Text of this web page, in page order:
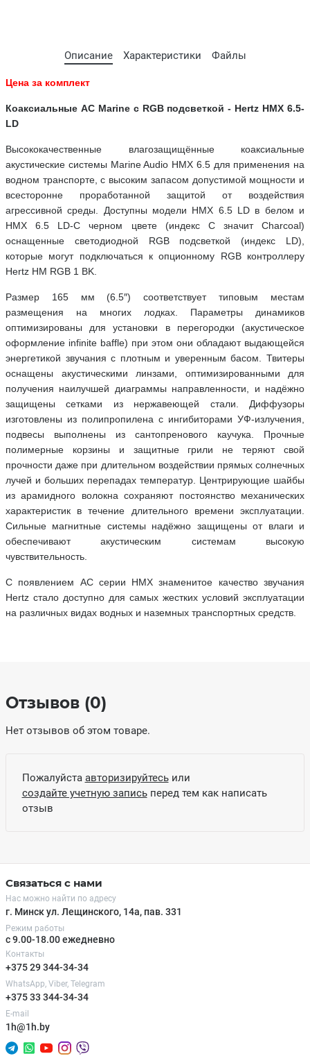
Описание Характеристики Файлы
Цена за комплект
Коаксиальные АС Marine с RGB подсветкой - Hertz HMX 6.5-
LD
Высококачественные влагозащищённые коаксиальные
акустические системы Marine Audio HMX 6.5 для применения на
водном транспорте, с высоким запасом допустимой мощности и
всесторонне проработанной защитой от воздействия
агрессивной среды. Доступны модели HMX 6.5 LD в белом и
HMX 6.5 LD-C черном цвете (индекс C значит Charcoal)
оснащенные светодиодной RGB подсветкой (индекс LD),
которые могут подключаться к опционному RGB контроллеру
Hertz HM RGB 1 BK.
Размер 165 мм (6.5″) соответствует типовым местам
размещения на многих лодках. Параметры динамиков
оптимизированы для установки в перегородки (акустическое
оформление infinite baffle) при этом они обладают выдающейся
энергетикой звучания с плотным и уверенным басом. Твитеры
оснащены акустическими линзами, оптимизированными для
получения наилучшей диаграммы направленности, и надёжно
защищены сетками из нержавеющей стали. Диффузоры
изготовлены из полипропилена с ингибиторами УФ-излучения,
подвесы выполнены из сантопренового каучука. Прочные
полимерные корзины и защитные грили не теряют свой
прочности даже при длительном воздействии прямых солнечных
лучей и больших перепадах температур. Центрирующие шайбы
из арамидного волокна сохраняют постоянство механических
характеристик в течение длительного времени эксплуатации.
Сильные магнитные системы надёжно защищены от влаги и
обеспечивают акустическим системам высокую
чувствительность.
С появлением АС серии HMX знаменитое качество звучания
Hertz стало доступно для самых жестких условий эксплуатации
на различных видах водных и наземных транспортных средств.
Отзывов (0)
Нет отзывов об этом товаре.
Пожалуйста авторизируйтесьили
создайте учетную записьперед тем как написать
отзыв
Связаться с нами
Нас можно найти по адресу
г. Минск ул. Лещинского, 14а, пав. 331
Режим работы
с 9.00-18.00 ежедневно
Контакты
+375 29 344-34-34
WhatsApp, Viber, Telegram
+375 33 344-34-34
E-mail
1h@1h.by